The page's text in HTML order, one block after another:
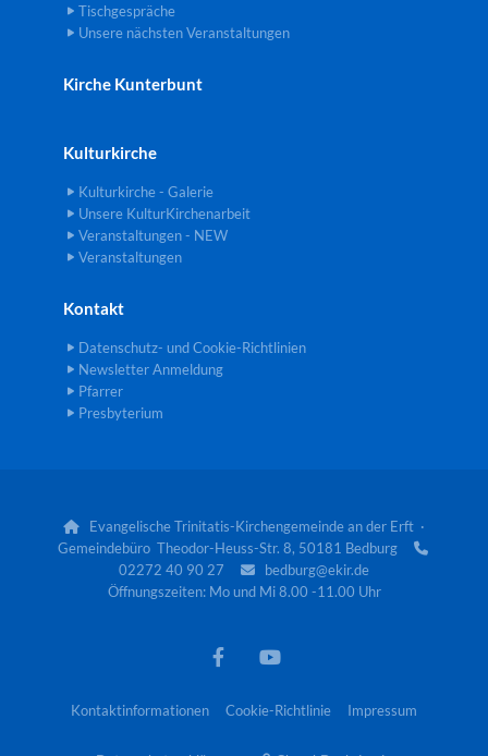
Tischgespräche
Unsere nächsten Veranstaltungen
Kirche Kunterbunt
Kulturkirche
Kulturkirche - Galerie
Unsere KulturKirchenarbeit
Veranstaltungen - NEW
Veranstaltungen
Kontakt
Datenschutz- und Cookie-Richtlinien
Newsletter Anmeldung
Pfarrer
Presbyterium

Evangelische Trinitatis-Kirchengemeinde an der Erft ·
Gemeindebüro Theodor-Heuss-Str. 8, 50181 Bedburg

02272 40 90 27 
bedburg@ekir.de
Öffnungszeiten: Mo und Mi 8.00 -11.00 Uhr
Kontaktinformationen Cookie-Richtlinie Impressum